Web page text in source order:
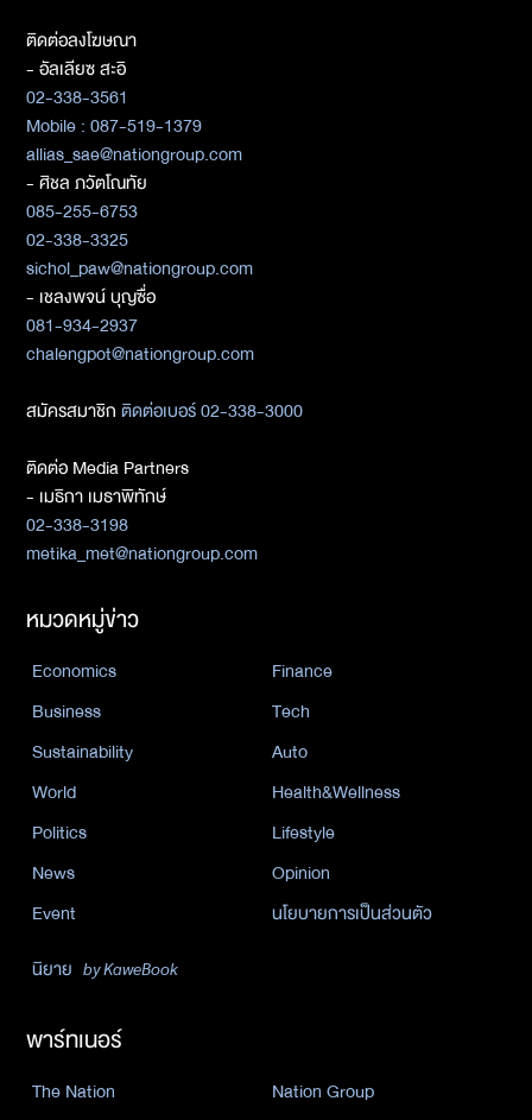
ติดต่อลงโฆษณา
- อัลเลียซ สะอิ
02-338-3561
Mobile : 087-519-1379
allias_sae@nationgroup.com
- ศิชล ภวัตโณทัย
085-255-6753
02-338-3325
sichol_paw@nationgroup.com
- เชลงพจน์ บุญซื่อ
081-934-2937
chalengpot@nationgroup.com
สมัครสมาชิกติดต่อเบอร์ 02-338-3000
ติดต่อ Media Partners
- เมธิกา เมธาพิทักษ์
02-338-3198
metika_met@nationgroup.com
หมวดหมู่ข่าว
Economics
Finance
Business
Tech
Sustainability
Auto
World
Health&Wellness
Politics
Lifestyle
News
Opinion
Event
นโยบายการเป็นส่วนตัว
นิยาย by KaweBook
พาร์ทเนอร์
The Nation
Nation Group